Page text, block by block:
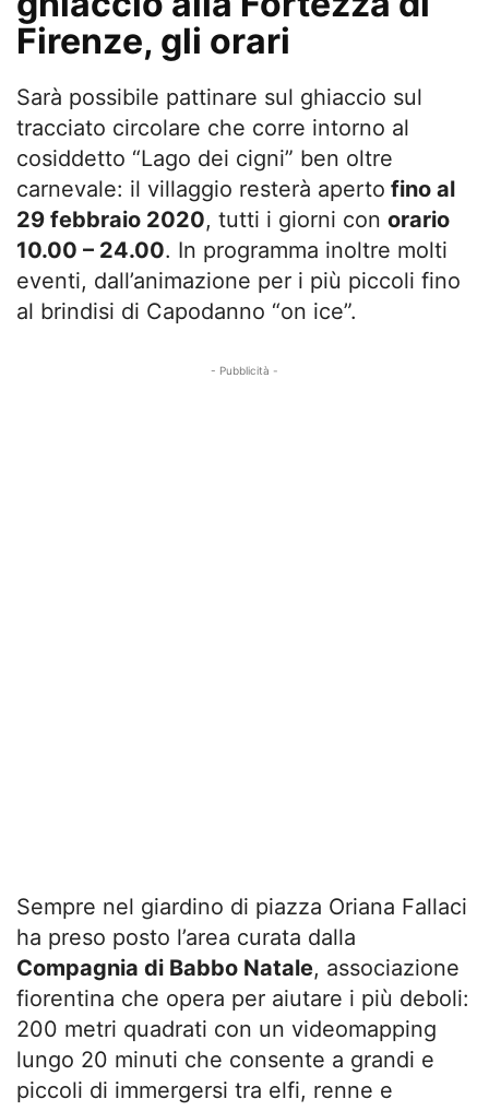
Firenze, gli orari
Sarà possibile pattinare sul ghiaccio sul
tracciato circolare che corre intorno al
cosiddetto “Lago dei cigni” ben oltre
carnevale: il villaggio resterà aperto fino al
29 febbraio 2020, tutti i giorni con orario
10.00 – 24.00. In programma inoltre molti
eventi, dall’animazione per i più piccoli fino
al brindisi di Capodanno “on ice”.
- Pubblicità -
Sempre nel giardino di piazza Oriana Fallaci
ha preso posto l’area curata dalla
Compagnia di Babbo Natale, associazione
fiorentina che opera per aiutare i più deboli:
200 metri quadrati con un videomapping
lungo 20 minuti che consente a grandi e
piccoli di immergersi tra elfi, renne e